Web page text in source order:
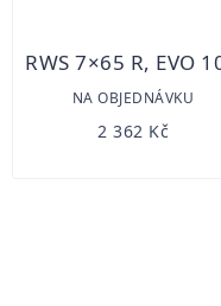
NA OBJEDNÁVKU
2 362 Kč